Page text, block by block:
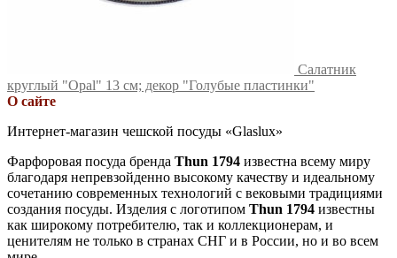
Салатник
круглый "Opal" 13 см; декор "Голубые пластинки"
О сайте
Интернет-магазин чешской посуды «Glaslux»
Фарфоровая посуда бренда Thun 1794 известна всему миру
благодаря непревзойденно высокому качеству и идеальному
сочетанию современных технологий с вековыми традициями
создания посуды. Изделия с логотипом Thun 1794 известны
как широкому потребителю, так и коллекционерам, и
ценителям не только в странах СНГ и в России, но и во всем